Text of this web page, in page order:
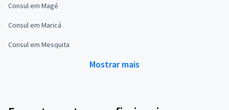
Consul em Magé
Consul em Maricá
Consul em Mesquita
Mostrar mais